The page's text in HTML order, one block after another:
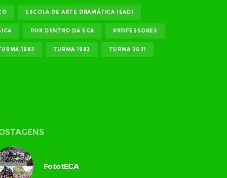
ESCOLA DE ARTE DRAMÁTICA (EAD)
POR DENTRO DA ECA PROFESSORES
1982 TURMA 1983 TURMA 2021
FototECA